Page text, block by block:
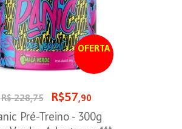
OFERTA
R$ 228,75 R$57,90
Pré-Treino - 300g